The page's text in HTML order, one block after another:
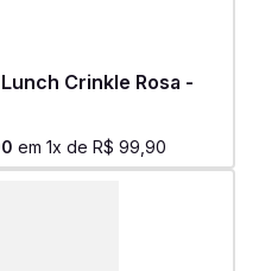
Crinkle Rosa -
em 1x de R$ 99 90